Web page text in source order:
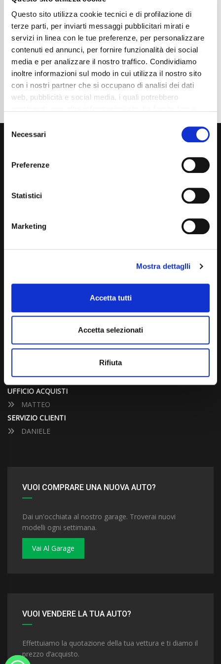
Questo sito utilizza cookie tecnici e di profilazione di
terze parti, per inviarti messaggi pubblicitari mirati e
servizi in linea con le tue preferenze, per personalizzare
contenuti ed annunci, per fornire funzionalità dei social
media e per analizzare il nostro traffico. Condividiamo
inoltre informazioni sul modo in cui utilizza il nostro sito
con i nostri partner che si occupano di analisi dei dati
web, pubblicità e social media, i quali potrebbero
mera chiusura del banner non comporta l’accettazione
tutti” o selezionando le diverse categorie di cookies
Consent
Selection
Necessari
Preferenze
Statistici
Marketing
Mostra dettaglli
Accetta tutti
Accetta selezionati
Rifiuta
Tipo Di Carburante
Benzina
Automatico
Normativa Euro
Euro6
Dettaglio
Via Giuditta Pasta 2, Como (CO) 22100
UFFICIO VENDITE
ALESSANDRO
UFFICIO ACQUISTI
MATTEO
SERVIZIO CLIENTI
DANIELE
VUOI COMPRARE UNA NUOVA AUTO?
Dai un'occhiata al nostro garage. Troverai nuovi
modelli ogni settimana.
Vai Al Garage
VUOI VENDERE LA TUA AUTO?
Effettuiamo la quotazione della tua vettura e ti diamo il
prezzo d’acquisto.